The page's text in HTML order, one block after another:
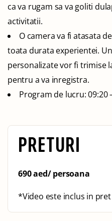
ca va rugam sa va goliti
activitatii.
O camera va fi atasata
toata durata experientei.
personalizate vor fi trimise
pentru a va inregistra.
Program de lucru: 09:20
PRETURI
690 aed/ persoana
*Video este inclus in pret